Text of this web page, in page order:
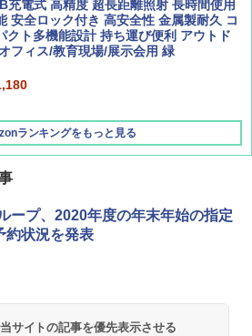
るだけ パッとサッとテント キューブワ
ブラックコーティング フルクローズ メ
ュ 4人用 簡単設置 ポップアップテント P
150B エクルベージュ
充電式 高精度 超長距離照射 長時間使用
安全ロック付き 高安全性 金属製耐久 コ
クト多機能設計 持ち運び便利 アウトド
フィス/教育現場/展示会用 緑
ランキングをもっと見る
ープ、2020年度の年末年始の指定
約状況を発表
サイトの記事を優先表示させる